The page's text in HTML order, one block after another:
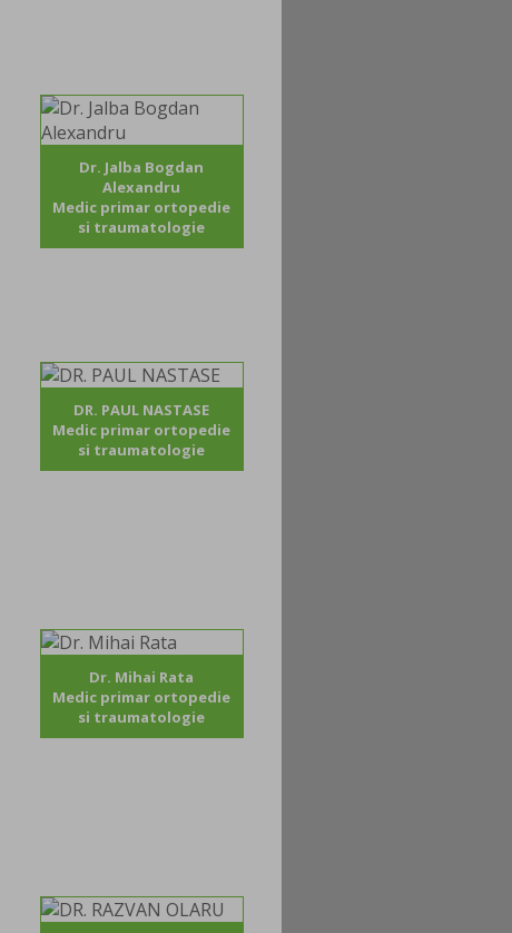
Dr. Jalba Bogdan
Alexandru
Medic primar ortopedie
si traumatologie
DR. PAUL NASTASE
Medic primar ortopedie
si traumatologie
Dr. Mihai Rata
Medic primar ortopedie
si traumatologie